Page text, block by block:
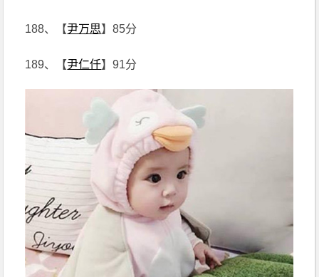
188、【尹万思】85分
189、【尹仁仟】91分